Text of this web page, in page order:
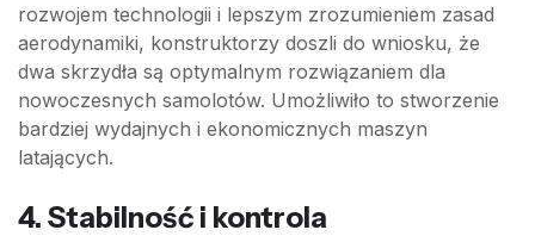
rozwojem technologii i lepszym zrozumieniem zasad
aerodynamiki, konstruktorzy doszli do wniosku, że
dwa skrzydła są optymalnym rozwiązaniem dla
nowoczesnych samolotów. Umożliwiło to stworzenie
bardziej wydajnych i ekonomicznych maszyn
latających.
4. Stabilność i kontrola